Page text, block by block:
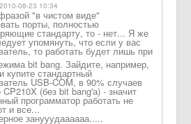
2010-08-23 10:34
"в чистом виде"
порты, полностью
стандарту, то - нет... Я же
упомянуть, что если у вас
, то работать будет лишь при
bit bang. Зайдите, например,
купите стандартный
USB-COM, в 90% случаев
CP210X (без bit bang'а) - значит
программатор работать не
и все...
занууудаааааа.....